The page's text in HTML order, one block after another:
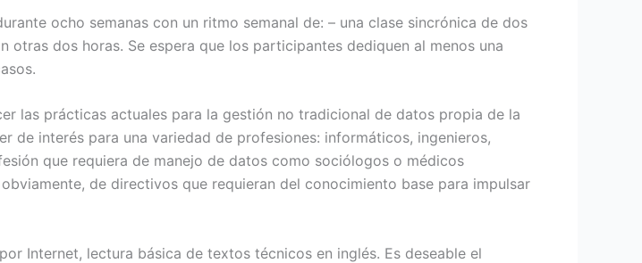
ocho semanas con un ritmo semanal de: – una clase sincrónica de dos
dos horas. Se espera que los participantes dediquen al menos una
las prácticas actuales para la gestión no tradicional de datos propia de la
de interés para una variedad de profesiones: informáticos, ingenieros,
que requiera de manejo de datos como sociólogos o médicos
de directivos que requieran del conocimiento base para impulsar
Internet, lectura básica de textos técnicos en inglés. Es deseable el